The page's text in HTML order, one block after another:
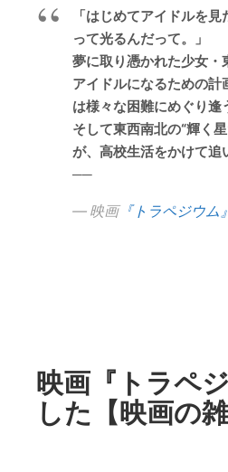
「はじめてアイドルを
って光るんだって。」
夢に取り憑かれた少女・
アイドルになるための計
は様々な困難にめぐり逢
そして東西南北の“輝く
が、高校生活をかけて追
──
映画『トラペジウム』
映画『トラペ
した【映画の雑